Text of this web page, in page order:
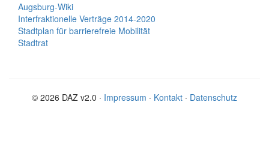
Augsburg-Wiki
Interfraktionelle Verträge 2014-2020
Stadtplan für barrierefreie Mobilität
Stadtrat
© 2026 DAZ v2.0 · Impressum · Kontakt · Datenschutz